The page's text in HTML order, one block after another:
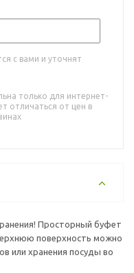
с вами и уточнят
только для интернет-
отличаться от цен в
Просторный буфет
поверхность можно
или хранения посуды во